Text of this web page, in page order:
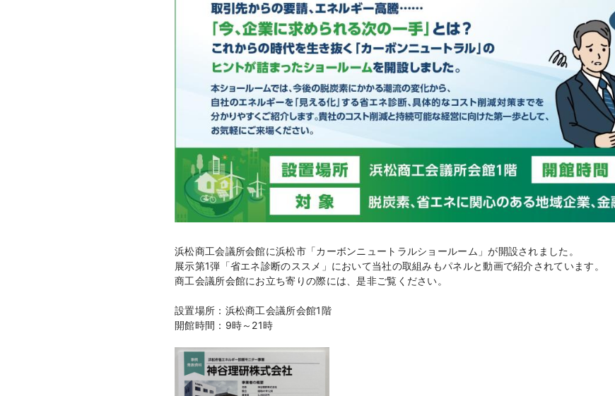
浜松商工会議所会館に浜松市「カーボンニュートラルショールーム」が開設されました。
展示第1弾「省エネ診断のススメ」において当社の取組みもパネルと動画で紹介されています。
商工会議所会館にお立ち寄りの際には、是非ご覧ください。
設置場所：浜松商工会議所会館1階
開館時間：9時～21時